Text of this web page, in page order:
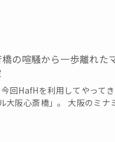
の喧騒から一歩離れた
回HafHを利用してやって
大阪心斎橋」。 大阪のミナ